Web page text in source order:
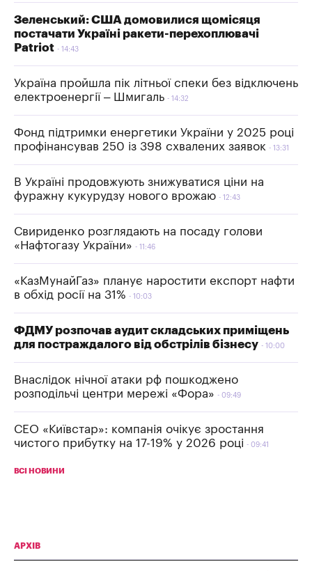
Зеленський: США домовилися щомісяця
постачати Україні ракети-перехоплювачі
Patriot
14:43
Україна пройшла пік літньої спеки без відключень
електроенергії – Шмигаль
14:32
Фонд підтримки енергетики України у 2025 році
профінансував 250 із 398 схвалених заявок
13:31
В Україні продовжують знижуватися ціни на
фуражну кукурудзу нового врожаю
12:43
Свириденко розглядають на посаду голови
«Нафтогазу України»
11:46
«КазМунайГаз» планує наростити експорт нафти
в обхід росії на 31%
10:03
ФДМУ розпочав аудит складських приміщень
для постраждалого від обстрілів бізнесу
10:00
Внаслідок нічної атаки рф пошкоджено
розподільчі центри мережі «Фора»
09:49
СЕО «Київстар»: компанія очікує зростання
чистого прибутку на 17-19% у 2026 році
09:41
ВСІ НОВИНИ
АРХІВ